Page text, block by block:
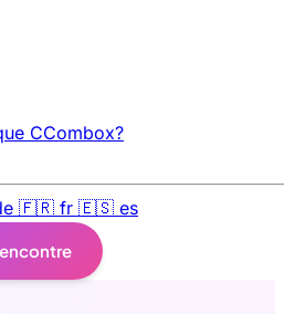
CCombox?
🇫🇷 fr 🇪🇸 es